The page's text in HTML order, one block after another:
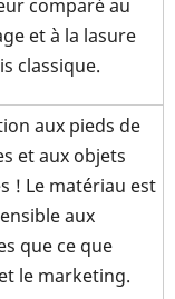
comparé au
et à la lasure
classique.
aux pieds de
et aux objets
! Le matériau est
aux
que ce que
le marketing.